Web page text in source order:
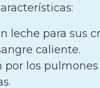
leche para sus
caliente.
por los